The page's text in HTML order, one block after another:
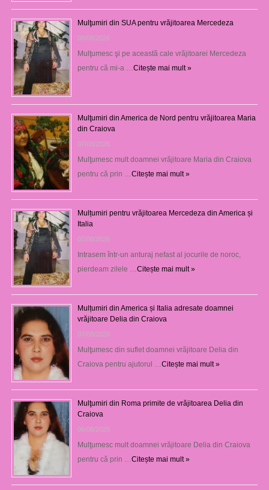
Mulţumiri din SUA pentru vrăjitoarea Mercedeza
08/08/2026
Mulţumesc şi pe această cale vrăjitoarei Mercedeza
pentru că mi-a … Citește mai mult »
Mulţumiri din America de Nord pentru vrăjitoarea Maria
din Craiova
07/08/2026
Mulţumesc mult doamnei vrăjitoare Maria din Craiova
pentru că prin … Citește mai mult »
Mulțumiri pentru vrăjitoarea Mercedeza din America și
Italia
07/08/2026
Intrasem într-un anturaj nefast al jocurile de noroc,
pierdeam zilele … Citește mai mult »
Mulțumiri din America și Italia adresate doamnei
vrăjitoare Delia din Craiova
07/08/2026
Mulţumesc din suflet doamnei vrăjitoare Delia din
Craiova pentru ajutorul … Citește mai mult »
Mulţumiri din Roma primite de vrăjitoarea Delia din
Craiova
06/08/2026
Mulţumesc mult doamnei vrăjitoare Delia din Craiova
pentru că prin … Citește mai mult »